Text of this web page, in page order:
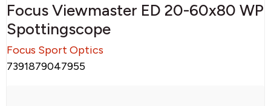
Focus Viewmaster ED 20-60x80 WP
Spottingscope
Focus Sport Optics
7391879047955